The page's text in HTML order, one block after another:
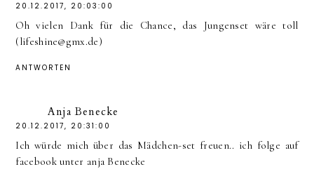
20.12.2017, 20:03:00
Oh vielen Dank für die Chance, das Jungenset wäre toll
(lifeshine@gmx.de)
ANTWORTEN
Anja Benecke
20.12.2017, 20:31:00
Ich würde mich über das Mädchen-set freuen.. ich folge auf
facebook unter anja Benecke